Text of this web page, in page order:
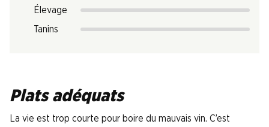
Élevage
Tanins
Plats adéquats
La vie est trop courte pour boire du mauvais vin. C’est